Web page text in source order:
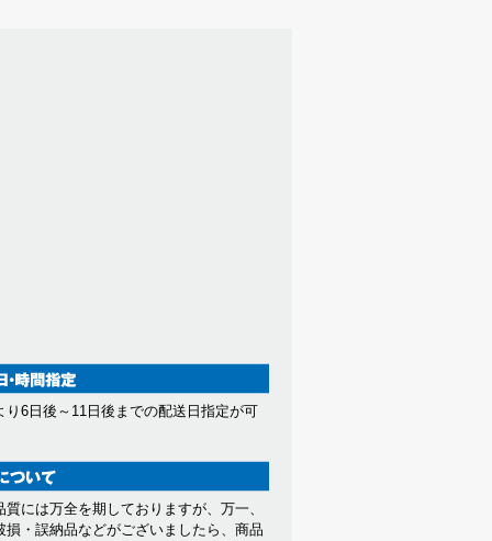
り6日後～11日後までの配送日指定が可
質には万全を期しておりますが、万一、
損・誤納品などがございましたら、商品